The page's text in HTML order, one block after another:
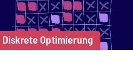
Diskrete Optimierung